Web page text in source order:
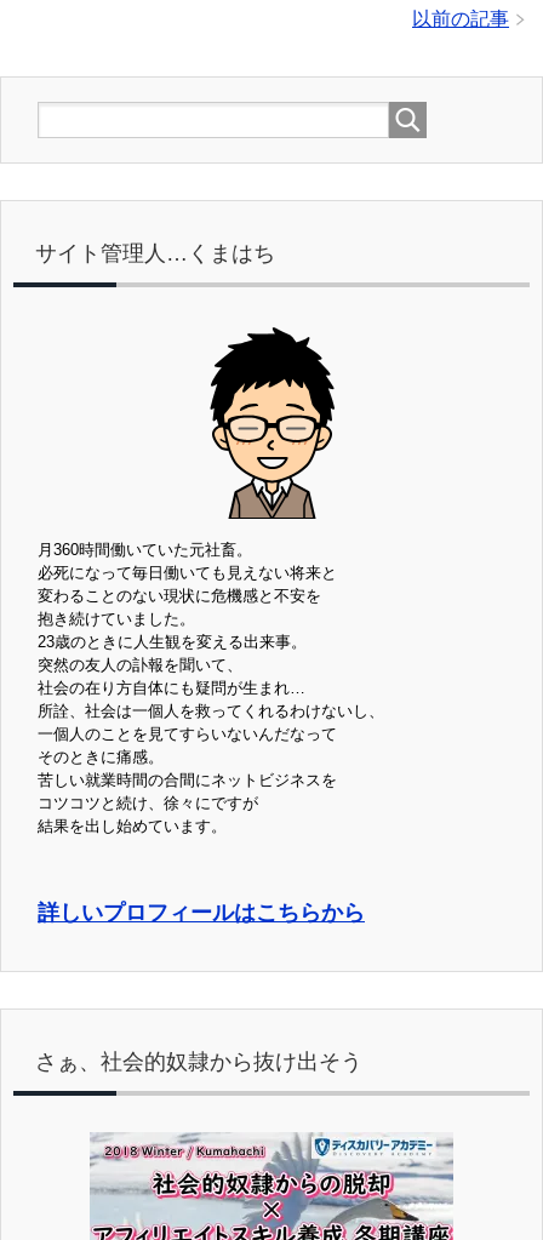
以前の記事
サイト管理人…くまはち
月360時間働いていた元社畜。
必死になって毎日働いても見えない将来と
変わることのない現状に危機感と不安を
抱き続けていました。
23歳のときに人生観を変える出来事。
突然の友人の訃報を聞いて、
社会の在り方自体にも疑問が生まれ…
所詮、社会は一個人を救ってくれるわけないし、
一個人のことを見てすらいないんだなって
そのときに痛感。
苦しい就業時間の合間にネットビジネスを
コツコツと続け、徐々にですが
結果を出し始めています。
詳しいプロフィールはこちらから
さぁ、社会的奴隷から抜け出そう